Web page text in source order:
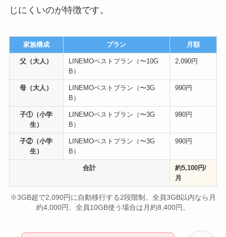
じにくいのが特徴です。
家族構成 プラン 月額
父（大人）
LINEMOベストプラン（〜10G
B）
2,090円
母（大人）
LINEMOベストプラン（〜3G
B）
990円
子①（小学
生）
LINEMOベストプラン（〜3G
B）
990円
子②（小学
生）
LINEMOベストプラン（〜3G
B）
990円
合計
約5,100円/
月
※3GB超で2,090円に自動移行する2段階制。全員3GB以内なら月
約4,000円、全員10GB使う場合は月約8,400円。